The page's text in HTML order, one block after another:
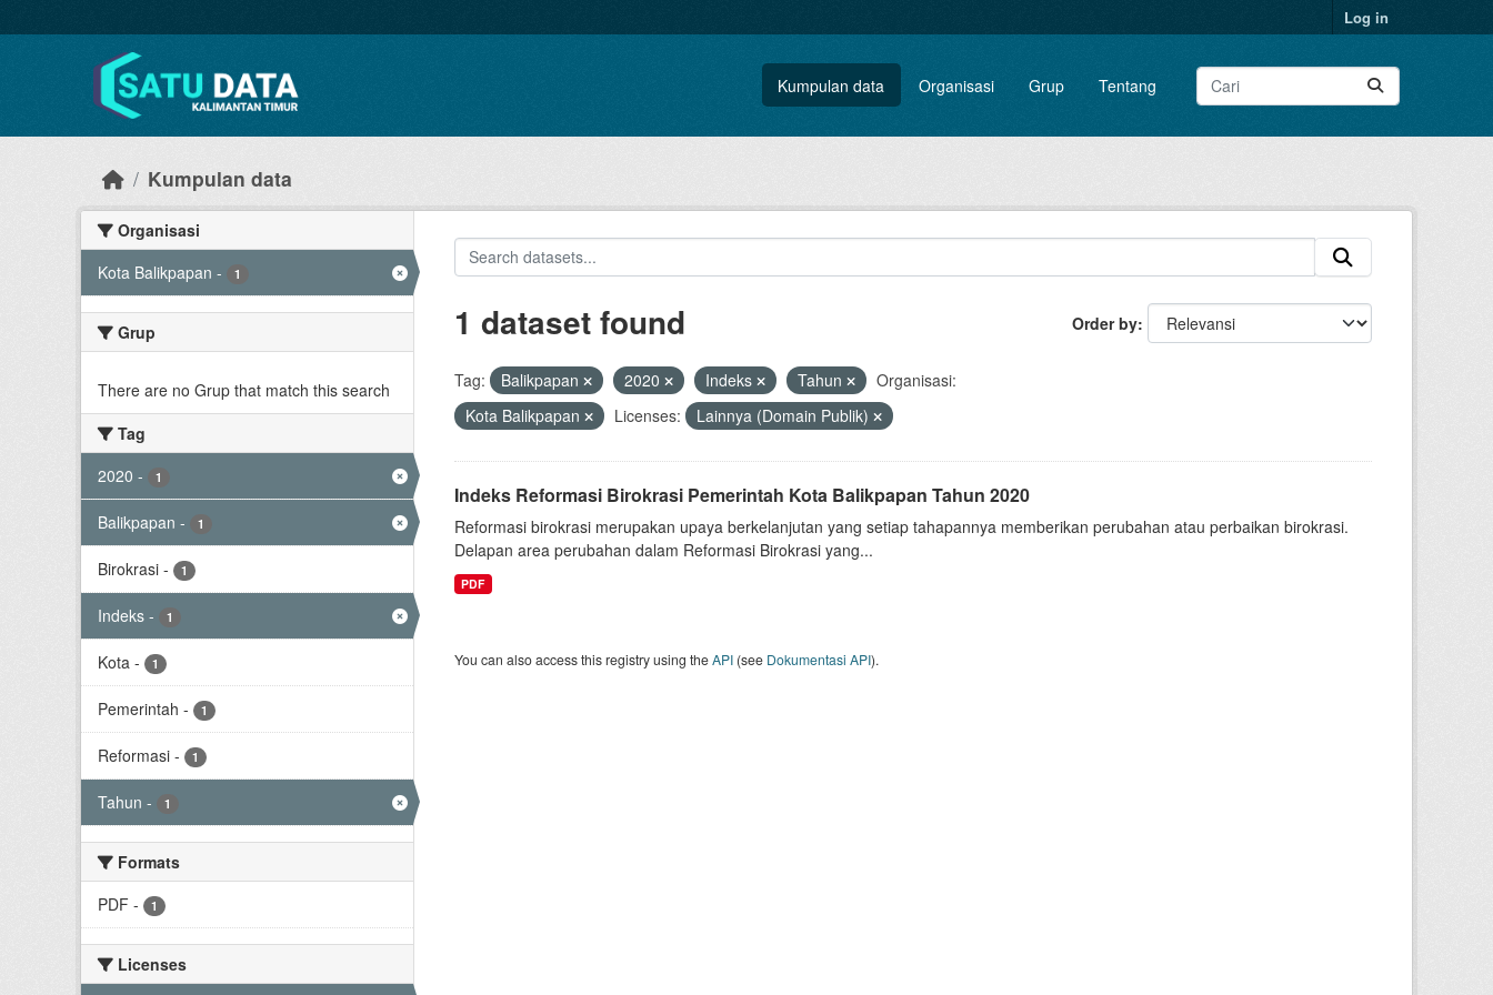
Log in
Kumpulan data Organisasi Grup Tentang
Kumpulan data
Organisasi
Kota Balikpapan - 1
Grup
There are no Grup that match this search
Tag
2020 - 1
Balikpapan - 1
Birokrasi - 1
Indeks - 1
Kota - 1
Pemerintah - 1
Reformasi - 1
Tahun - 1
Formats
PDF - 1
Licenses
Order by
1 dataset found
Tag: Balikpapan 2020 Indeks Tahun
Organisasi:
Kota Balikpapan
Licenses: Lainnya (Domain Publik)
Indeks Reformasi Birokrasi Pemerintah Kota Balikpapan Tahun 2020
Reformasi birokrasi merupakan upaya berkelanjutan yang setiap tahapannya memberikan perubahan atau perbaikan birokrasi.
Delapan area perubahan dalam Reformasi Birokrasi yang...
PDF
You can also access this registry using theAPI(see Dokumentasi API).